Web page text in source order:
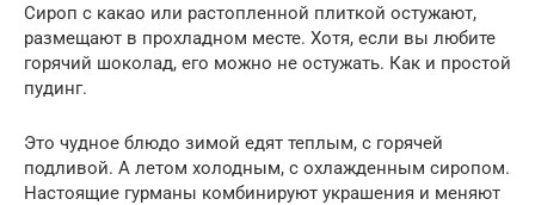
Сироп с какао или растопленной плиткой остужают,
размещают в прохладном месте. Хотя, если вы любите
горячий шоколад, его можно не остужать. Как и простой
пудинг.
Это чудное блюдо зимой едят теплым, с горячей
подливой. А летом холодным, с охлажденным сиропом.
Настоящие гурманы комбинируют украшения и меняют